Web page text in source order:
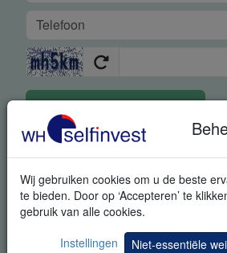
Wij gebruiken cookies om u de beste
te bieden. Door op ‘Accepteren’ te
gebruik van alle cookies.
Instellingen
Niet-essentiële
GRATIS REAL-TIME DEMO
Met deze aanvraag geeft u ons
bijkomende informatie met betrekking
uitnodigingen voor trading events te
afmelden.
Gelieve alle vakken in te vullen. Uw
Privacybeleid.